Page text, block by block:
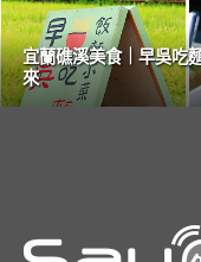
宜蘭礁溪美食｜早吳吃
來